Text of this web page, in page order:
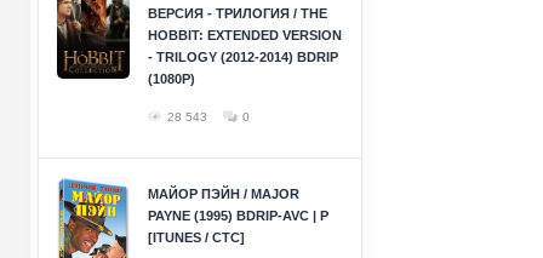
ВЕРСИЯ - ТРИЛОГИЯ / THE
HOBBIT: EXTENDED VERSION
- TRILOGY (2012-2014) BDRIP
(1080P)
28 543 0
МАЙОР ПЭЙН / MAJOR
PAYNE (1995) BDRIP-AVC | P
[ITUNES / СТС]